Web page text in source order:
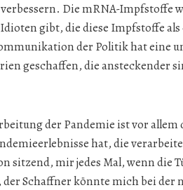
Die mRNA-Impfstoffe
gibt, die diese Impfstoffe
der Politik hat eine
geschaffen, die ansteckender
der Pandemie ist vor
hat, die
sitzend, mir jedes Mal, wenn die
der Schaffner könnte mich bei